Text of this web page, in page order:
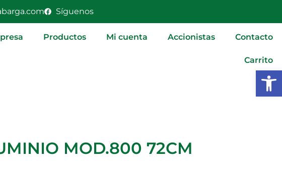
Síguenos
Productos Mi cuenta Accionistas Contacto
Carrito
MOD.800 72CM
72CM
cantidad